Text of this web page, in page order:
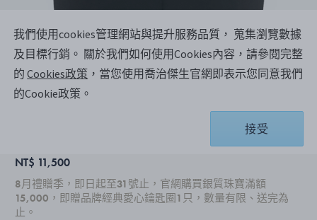
OFFSPRING 手鍊
NT$ 11,500
8月禮贈季，即日起至31號止，官網購買銀質珠寶滿額
15,000，即贈品牌經典愛心鑰匙圈1只，數量有限、送完為
止。
我們使用cookies管理網站與提升服務品質， 蒐集瀏覽數據
及目標行銷。 關於我們如何使用Cookies內容，請參閱完整
的Cookies政策 ，當您使用喬治傑生官網即表示您同意我們
的Cookie政策。
接受